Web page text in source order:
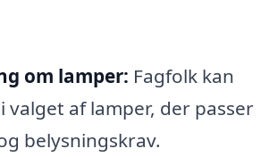
om lamper: Fagfolk kan
valget af lamper, der passer
belysningskrav.